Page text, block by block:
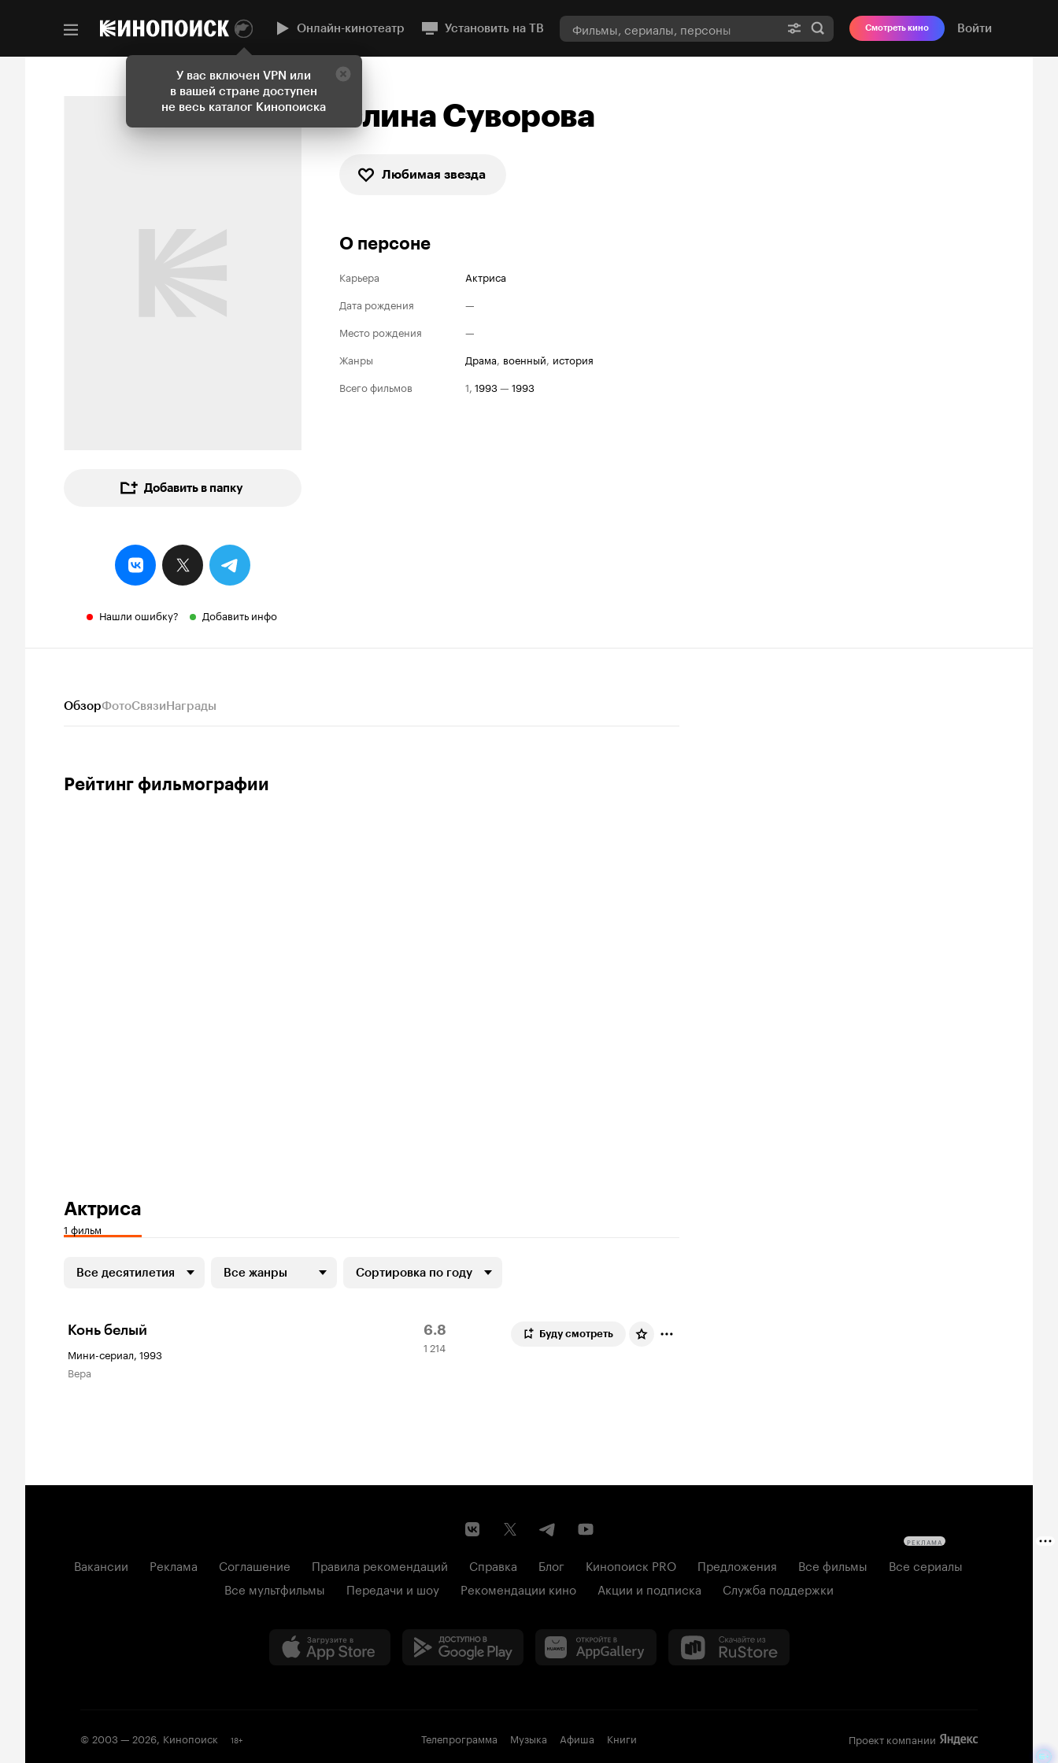
У вас включен VPN или
в вашей стране доступен
не весь каталог Кинопоиска
Онлайн-кинотеатр Установить на ТВ Смотреть кино Войти
Добавить в папку
Нашли ошибку? Добавить инфо
Элина Суворова
Любимая звезда
О персоне
Карьера
Актриса
Дата рождения
—
Место рождения
—
Жанры
драма, военный, история
Всего фильмов
1, 1993— 1993
ОбзорФотоСвязиНаграды
Рейтинг фильмографии
Актриса
1 фильм
Все десятилетия Все жанры Сортировка по году
Конь белый
Мини-сериал, 1993
Вера
Рейтинг
Кинопоиска
6.8
1
214
1 214
Буду смотреть
Вакансии Реклама Соглашение Правила рекомендаций Справка Блог Кинопоиск PRO Предложения Все фильмы
Все сериалы
Все мультфильмы
Передачи и шоу Рекомендации кино Акции и подписка Служба поддержки
© 2003 —2026, Кинопоиск 18+ Телепрограмма Музыка Афиша Книги Проект компании
РЕКЛАМА